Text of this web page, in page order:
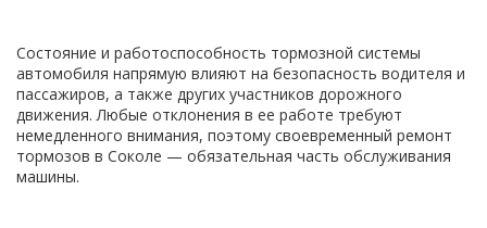
Состояние и работоспособность тормозной системы
автомобиля напрямую влияют на безопасность водителя и
пассажиров, а также других участников дорожного
движения. Любые отклонения в ее работе требуют
немедленного внимания, поэтому своевременный ремонт
тормозов в Соколе — обязательная часть обслуживания
машины.